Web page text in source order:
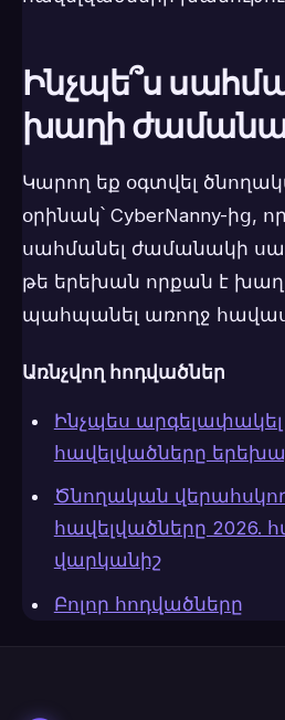
Ինչպե՞ս
խաղի
Կարող եք օգտվել
օրինակ՝ CyberNanny-ից,
սահմանել ժամանակի
թե երեխան որքան է
պահպանել առողջ
Առնչվող հոդվածներ
Ինչպես
հավելվածները
Ծնողական
հավելվածները 2026.
վարկանիշ
Բոլոր հոդվածները